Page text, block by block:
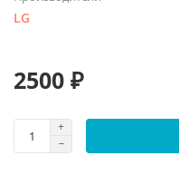
LG
2500 ₽